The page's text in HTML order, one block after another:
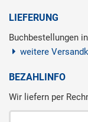
LIEFERUNG
Buchbestellungen
weitere
BEZAHLINFO
Wir liefern per